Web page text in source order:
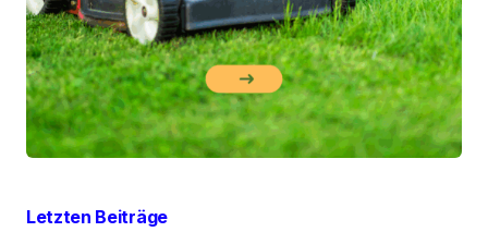
Letzten Beiträge